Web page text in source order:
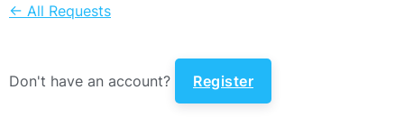
← All Requests
Don't have an account? Register